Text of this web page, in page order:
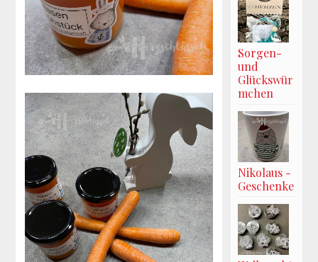
Sorgen-
und
Glückswür
mchen
Nikolaus -
Geschenke